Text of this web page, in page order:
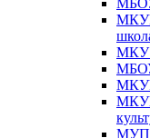
МКУ
МУП